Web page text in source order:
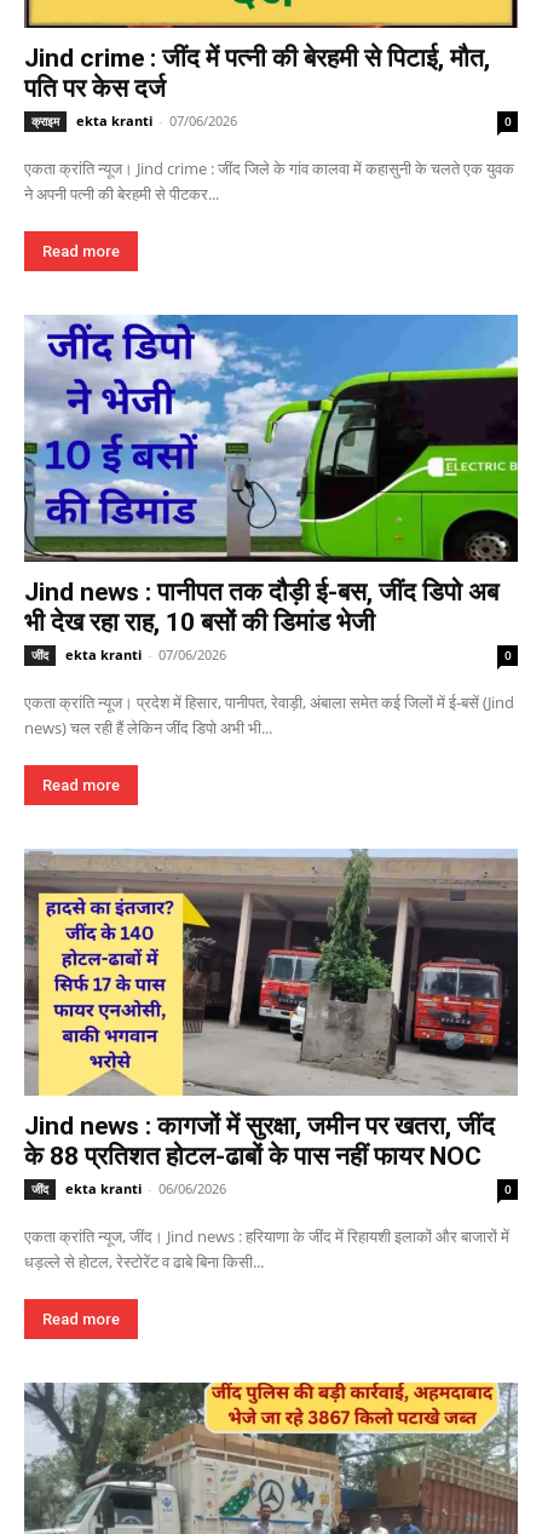
Jind crime : जींद में पत्नी की बेरहमी से पिटाई, मौत,
पति पर केस दर्ज
क्राइम ekta kranti - 07/06/2026 0
एकता क्रांति न्यूज। Jind crime : जींद जिले के गांव कालवा में कहासुनी के चलते एक युवक
ने अपनी पत्नी की बेरहमी से पीटकर...
Read more
Jind news : पानीपत तक दौड़ी ई-बस, जींद डिपो अब
भी देख रहा राह, 10 बसों की डिमांड भेजी
जींद ekta kranti - 07/06/2026 0
एकता क्रांति न्यूज। प्रदेश में हिसार, पानीपत, रेवाड़ी, अंबाला समेत कई जिलों में ई-बसें (Jind
news) चल रही हैं लेकिन जींद डिपो अभी भी...
Read more
Jind news : कागजों में सुरक्षा, जमीन पर खतरा, जींद
के 88 प्रतिशत होटल-ढाबों के पास नहीं फायर NOC
जींद ekta kranti - 06/06/2026 0
एकता क्रांति न्यूज, जींद। Jind news : हरियाणा के जींद में रिहायशी इलाकों और बाजारों में
धड़ल्ले से होटल, रेस्टोरेंट व ढाबे बिना किसी...
Read more